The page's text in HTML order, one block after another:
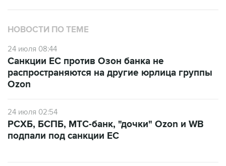
НОВОСТИ ПО ТЕМЕ
24 июля 08:44
Санкции ЕС против Озон банка не
распространяются на другие юрлица группы
Ozon
24 июля 02:54
РСХБ, БСПБ, МТС-банк, "дочки" Ozon и WB
подпали под санкции ЕС